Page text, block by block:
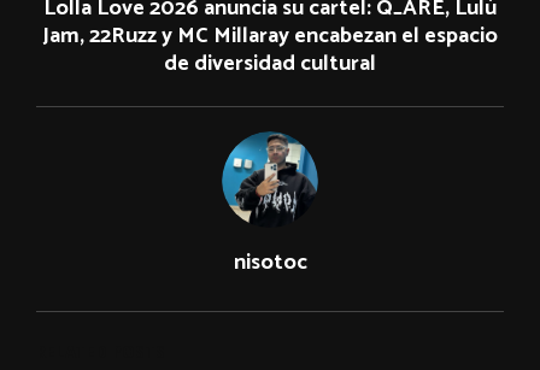
Lolla Love 2026 anuncia su cartel: Q_ARE, Lulú
Jam, 22Ruzz y MC Millaray encabezan el espacio
de diversidad cultural
nisotoc